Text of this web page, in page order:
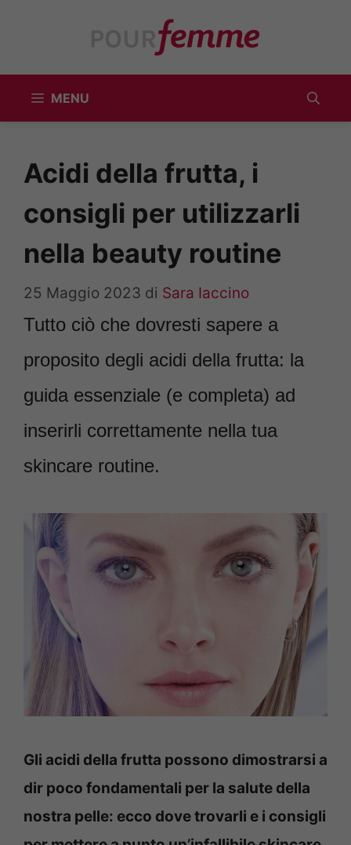
MENU
Acidi della frutta, i
consigli per utilizzarli
nella beauty routine
25 Maggio 2023 di Sara Iaccino
Tutto ciò che dovresti sapere a
proposito degli acidi della frutta: la
guida essenziale (e completa) ad
inserirli correttamente nella tua
skincare routine.
Gli acidi della frutta possono dimostrarsi a
dir poco fondamentali per la salute della
nostra pelle: ecco dove trovarli e i consigli